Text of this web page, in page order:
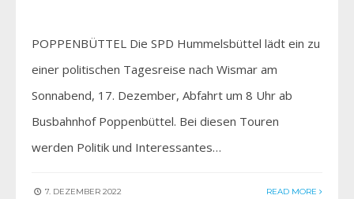
POPPENBÜTTEL Die SPD Hummelsbüttel lädt ein zu
einer politischen Tagesreise nach Wismar am
Sonnabend, 17. Dezember, Abfahrt um 8 Uhr ab
Busbahnhof Poppenbüttel. Bei diesen Touren
werden Politik und Interessantes…
7. DEZEMBER 2022 READ MORE